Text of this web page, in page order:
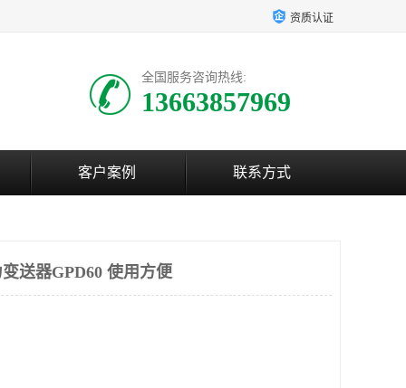
资质认证
全国服务咨询热线:
13663857969
客户案例 联系方式
送器GPD60 使用方便